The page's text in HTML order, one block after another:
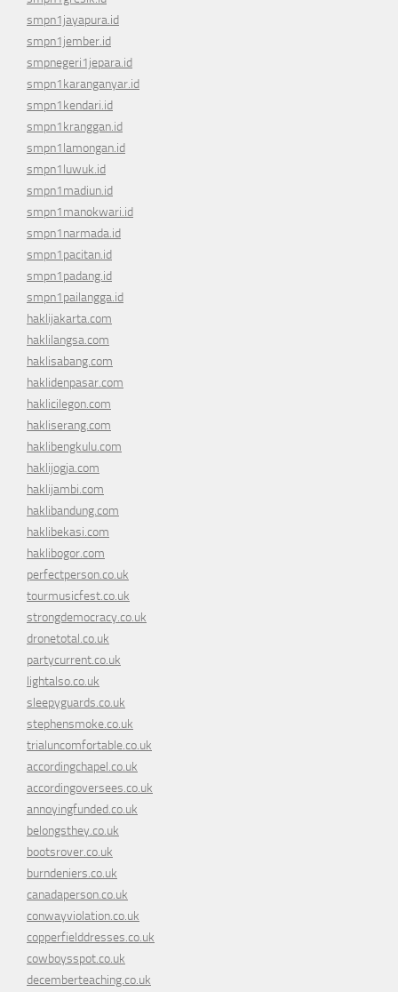
smpn1jayapura.id
smpn1jember.id
smpnegeri1jepara.id
smpn1karanganyar.id
smpn1kendari.id
smpn1kranggan.id
smpn1lamongan.id
smpn1luwuk.id
smpn1madiun.id
smpn1manokwari.id
smpn1narmada.id
smpn1pacitan.id
smpn1padang.id
smpn1pailangga.id
haklijakarta.com
haklilangsa.com
haklisabang.com
haklidenpasar.com
haklicilegon.com
hakliserang.com
haklibengkulu.com
haklijogja.com
haklijambi.com
haklibandung.com
haklibekasi.com
haklibogor.com
perfectperson.co.uk
tourmusicfest.co.uk
strongdemocracy.co.uk
dronetotal.co.uk
partycurrent.co.uk
lightalso.co.uk
sleepyguards.co.uk
stephensmoke.co.uk
trialuncomfortable.co.uk
accordingchapel.co.uk
accordingoversees.co.uk
annoyingfunded.co.uk
belongsthey.co.uk
bootsrover.co.uk
burndeniers.co.uk
canadaperson.co.uk
conwayviolation.co.uk
copperfielddresses.co.uk
cowboysspot.co.uk
decemberteaching.co.uk